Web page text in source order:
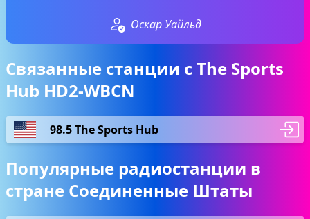
Оскар Уайльд
Связанные станции с The Sports
Hub HD2-WBCN
98.5 The Sports Hub
Популярные радиостанции в
стране Соединенные Штаты